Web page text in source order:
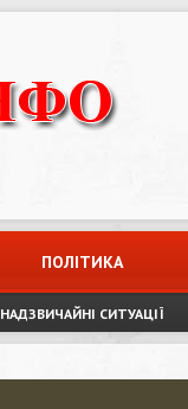
ПОЛІТИКА
НАДЗВИЧАЙНІ СИТУАЦІЇ